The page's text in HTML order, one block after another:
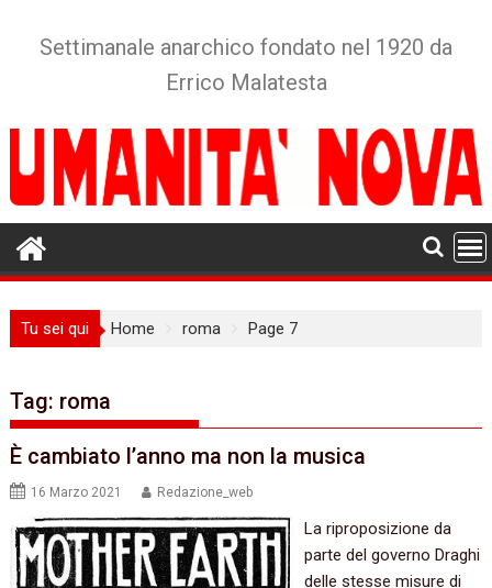
Settimanale anarchico fondato nel 1920 da
Errico Malatesta
Tu sei qui Home roma Page 7
Tag: roma
È cambiato l’anno ma non la musica
16 Marzo 2021 Redazione_web
La riproposizione da
parte del governo Draghi
delle stesse misure di